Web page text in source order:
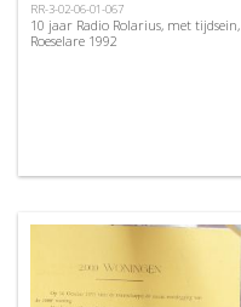
RR-3-02-06-01-067
10 jaar Radio Rolarius, met tijdsein,
Roeselare 1992